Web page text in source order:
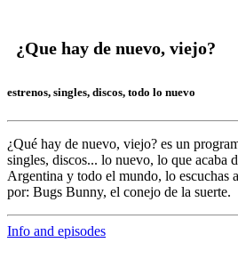
¿Que hay de nuevo, viejo?
estrenos, singles, discos, todo lo nuevo
¿Qué hay de nuevo, viejo? es un
singles, discos... lo nuevo, lo que acaba
Argentina y todo el mundo, lo escuchas
por: Bugs Bunny, el conejo de la suerte.
Info and episodes